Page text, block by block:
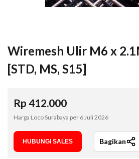
Wiremesh Ulir M6 x
[STD, MS, S15]
Rp 412.000
Harga Loco Surabaya per 6 Juli 2026
HUBUNGI SALES Bagikan